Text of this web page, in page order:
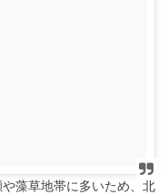
藻草地帯に多いため、北